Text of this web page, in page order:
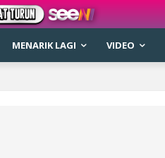
MENARIK LAGI VIDEO